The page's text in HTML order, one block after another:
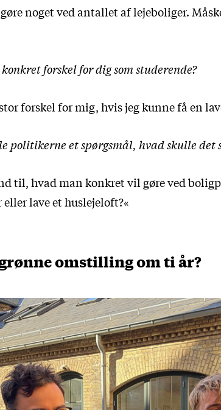
noget ved antallet af lejeboliger.
forskel for dig som studerende?
forskel for mig, hvis jeg kunne få en
politikerne et spørgsmål, hvad skulle det
til, hvad man konkret vil gøre ved
lave et huslejeloft?«
omstilling om ti år?